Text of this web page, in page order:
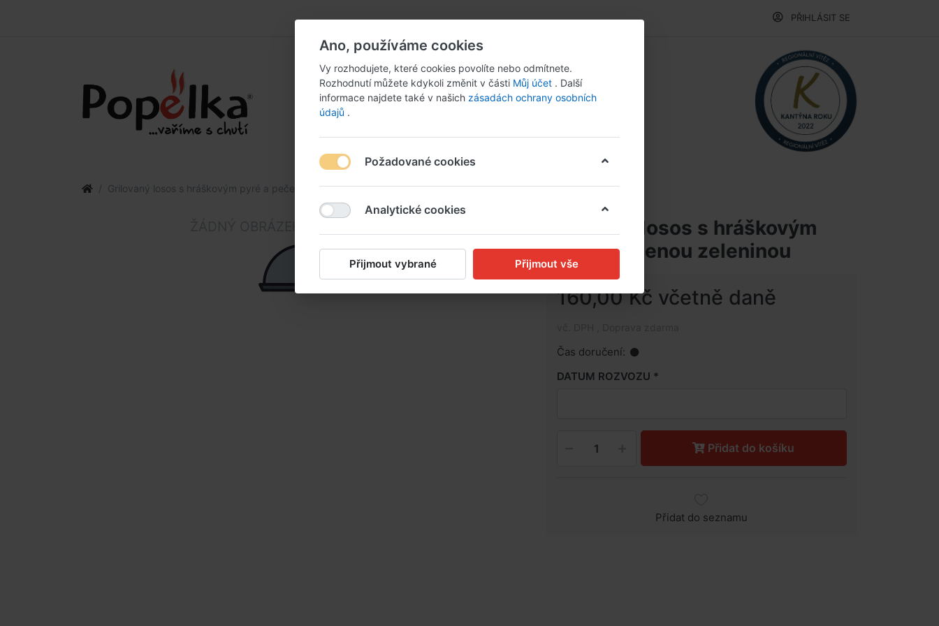
PŘIHLÁSIT SE
Grilovaný losos s hráškovým pyré a pečenou zeleninou
Grilovaný losos s hráškovým
pyré a pečenou zeleninou
160,00 Kč včetně daně
Čas doručení:
DATUM ROZVOZU
Přidat do košíku
Přidat do seznamu
Ano, používáme cookies
Vy rozhodujete, které cookies povolíte nebo odmítnete.
Rozhodnutí můžete kdykoli změnit v části Můj účet . Další
informace najdete také v našich zásadách ochrany osobních
údajů .
Požadované cookies
Analytické cookies
Přijmout vybrané Přijmout vše